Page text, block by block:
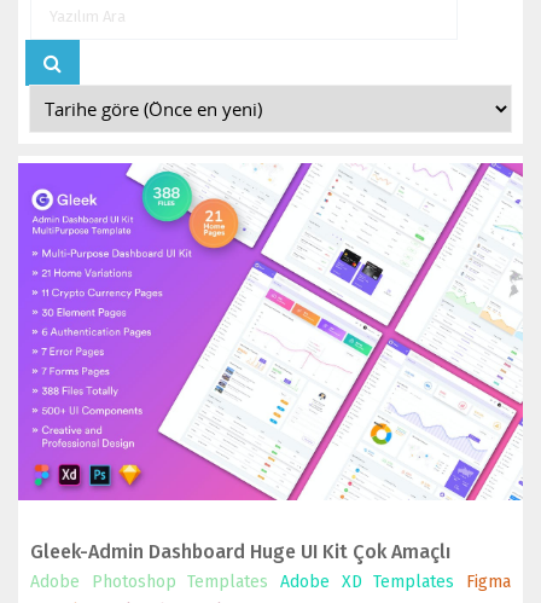
İNCELE
Gleek-Admin Dashboard Huge UI Kit Çok Amaçlı
Adobe Photoshop Templates Adobe XD Templates
Figma